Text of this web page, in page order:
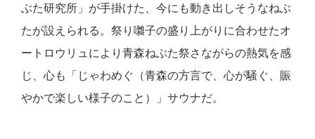
ぶた研究所」が手掛けた、今にも動き出しそうなねぶ
たが設えられる。祭り囃子の盛り上がりに合わせたオ
ートロウリュにより青森ねぶた祭さながらの熱気を感
じ、心も「じゃわめぐ（青森の方言で、心が騒ぐ、賑
やかで楽しい様子のこと）」サウナだ。